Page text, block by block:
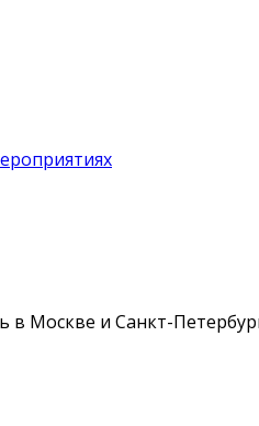
Москве и Санкт-